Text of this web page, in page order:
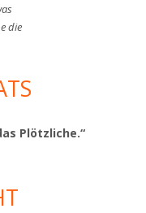
die
Plötzliche.“